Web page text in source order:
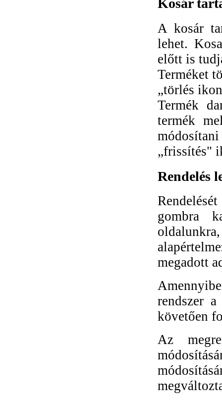
Kosár
A kosár
lehet.
előtt is
Terméket
„törlés
Termék
termék
„frissítés"
Rendelés
gombra
megadott
rendszer
követően
Az